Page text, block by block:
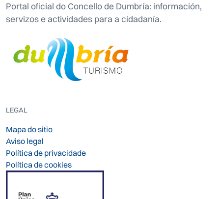
Portal oficial do Concello de Dumbría: información,
servizos e actividades para a cidadanía.
LEGAL
Mapa do sitio
Aviso legal
Política de privacidade
Política de cookies